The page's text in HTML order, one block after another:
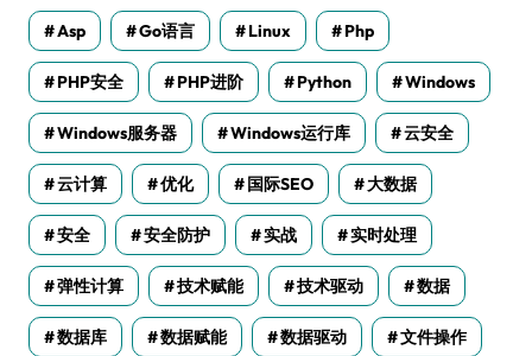
Asp Go语言 Linux Php
PHP安全 PHP进阶 Python Windows
Windows服务器 Windows运行库 云安全
云计算 优化 国际SEO 大数据
安全 安全防护 实战 实时处理
弹性计算 技术赋能 技术驱动 数据
数据库 数据赋能 数据驱动 文件操作